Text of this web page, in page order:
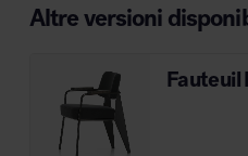
Altre versioni